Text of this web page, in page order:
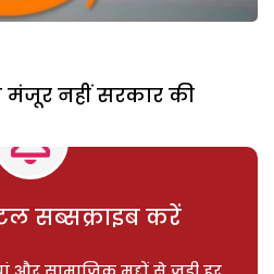
मंजूर नहीं सरकार की
सब्सक्राइब करें